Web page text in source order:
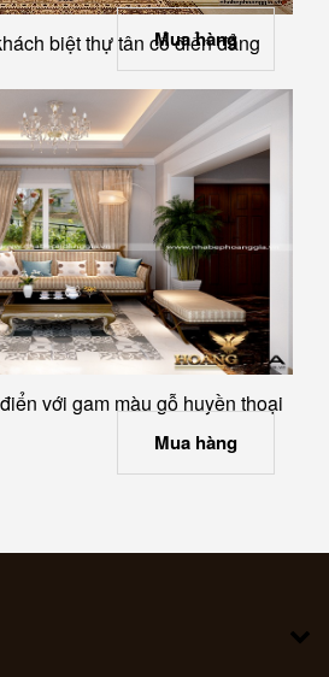
biệt thự tân cổ điển đẳng
Mua hàng
với gam màu gỗ huyền thoại
Mua hàng